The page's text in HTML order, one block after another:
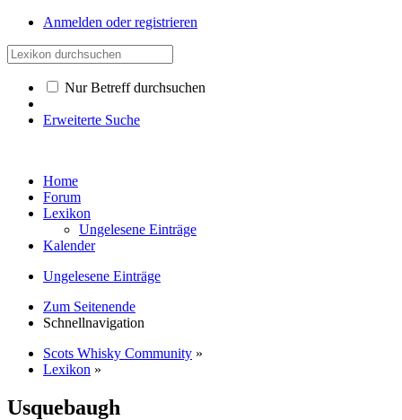
Anmelden oder registrieren
Nur Betreff durchsuchen
Erweiterte Suche
Home
Forum
Lexikon
Ungelesene Einträge
Kalender
Ungelesene Einträge
Zum Seitenende
Schnellnavigation
Scots Whisky Community »
Lexikon »
Usquebaugh